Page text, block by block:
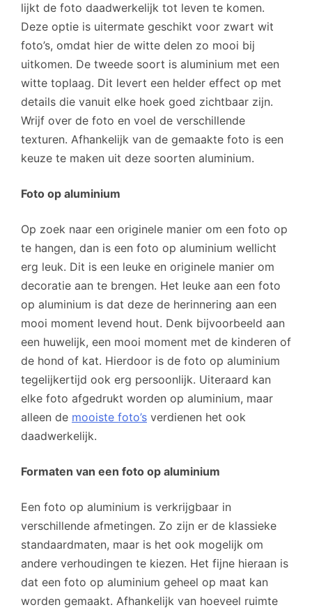
lijkt de foto daadwerkelijk tot leven te komen.
Deze optie is uitermate geschikt voor zwart wit
foto’s, omdat hier de witte delen zo mooi bij
uitkomen. De tweede soort is aluminium met een
witte toplaag. Dit levert een helder effect op met
details die vanuit elke hoek goed zichtbaar zijn.
Wrijf over de foto en voel de verschillende
texturen. Afhankelijk van de gemaakte foto is een
keuze te maken uit deze soorten aluminium.
Foto op aluminium
Op zoek naar een originele manier om een foto op
te hangen, dan is een foto op aluminium wellicht
erg leuk. Dit is een leuke en originele manier om
decoratie aan te brengen. Het leuke aan een foto
op aluminium is dat deze de herinnering aan een
mooi moment levend hout. Denk bijvoorbeeld aan
een huwelijk, een mooi moment met de kinderen of
de hond of kat. Hierdoor is de foto op aluminium
tegelijkertijd ook erg persoonlijk. Uiteraard kan
elke foto afgedrukt worden op aluminium, maar
alleen de mooiste foto’s verdienen het ook
daadwerkelijk.
Formaten van een foto op aluminium
Een foto op aluminium is verkrijgbaar in
verschillende afmetingen. Zo zijn er de klassieke
standaardmaten, maar is het ook mogelijk om
andere verhoudingen te kiezen. Het fijne hieraan is
dat een foto op aluminium geheel op maat kan
worden gemaakt. Afhankelijk van hoeveel ruimte